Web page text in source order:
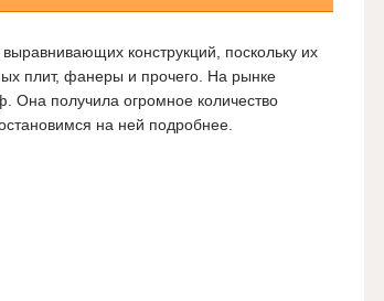
конструкций, поскольку их
плит, фанеры и прочего. На рынке
Она получила огромное количество
на ней подробнее.